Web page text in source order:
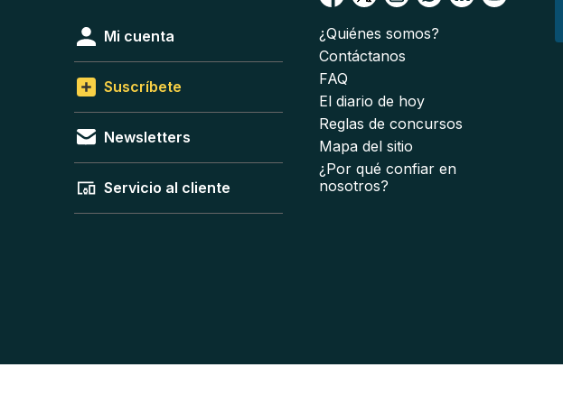
Mi cuenta
Suscríbete
Newsletters
Servicio al cliente
¿Quiénes somos?
Contáctanos
FAQ
El diario de hoy
Reglas de concursos
Mapa del sitio
¿Por qué confiar en
nosotros?